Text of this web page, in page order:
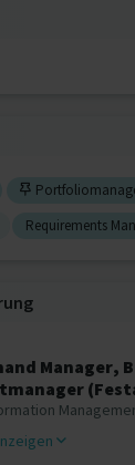
Requirements
Manager,